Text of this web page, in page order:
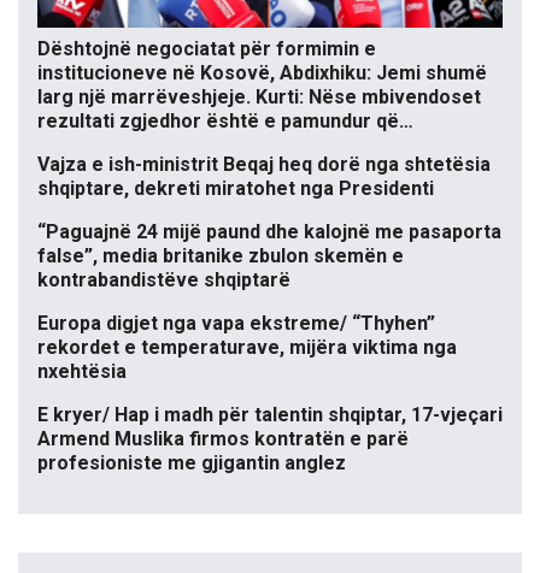
Dështojnë negociatat për formimin e
institucioneve në Kosovë, Abdixhiku: Jemi shumë
larg një marrëveshjeje. Kurti: Nëse mbivendoset
rezultati zgjedhor është e pamundur që…
Vajza e ish-ministrit Beqaj heq dorë nga shtetësia
shqiptare, dekreti miratohet nga Presidenti
“Paguajnë 24 mijë paund dhe kalojnë me pasaporta
false”, media britanike zbulon skemën e
kontrabandistëve shqiptarë
Europa digjet nga vapa ekstreme/ “Thyhen”
rekordet e temperaturave, mijëra viktima nga
nxehtësia
E kryer/ Hap i madh për talentin shqiptar, 17-vjeçari
Armend Muslika firmos kontratën e parë
profesioniste me gjigantin anglez